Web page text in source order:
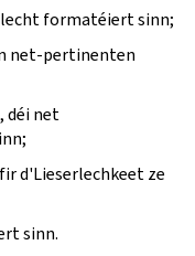
formatéiert sinn;
net-pertinenten
déi net
d'Lieserlechkeet ze
sinn.